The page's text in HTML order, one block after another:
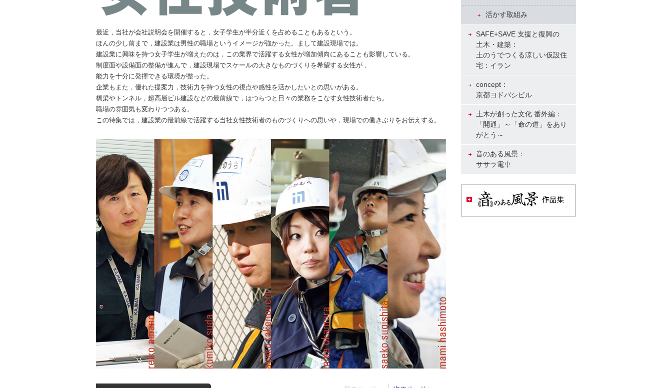
最近，当社が会社説明会を開催すると，女子学生が半分近くを占めることもあるという。
ほんの少し前まで，建設業は男性の職場というイメージが強かった。まして建設現場では。
建設業に興味を持つ女子学生が増えたのは，この業界で活躍する女性が増加傾向にあることも影響している。
制度面や設備面の整備が進んで，建設現場でスケールの大きなものづくりを希望する女性が，
能力を十分に発揮できる環境が整った。
企業もまた，優れた提案力，技術力を持つ女性の視点や感性を活かしたいとの思いがある。
橋梁やトンネル，超高層ビル建設などの最前線で，はつらつと日々の業務をこなす女性技術者たち。
職場の雰囲気も変わりつつある。
この特集では，建設業の最前線で活躍する当社女性技術者のものづくりへの思いや，現場での働きぶりをお伝えする。
活かす取組み
SAFE+SAVE 支援と復興の
土木・建築：
土のうでつくる涼しい仮設住
宅：イラン
concept：
京都ヨドバシビル
土木が創った文化 番外編：
「開通」～「命の道」をあり
がとう～
音のある風景：
ササラ電車